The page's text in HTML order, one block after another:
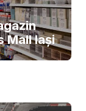
Mall Iași